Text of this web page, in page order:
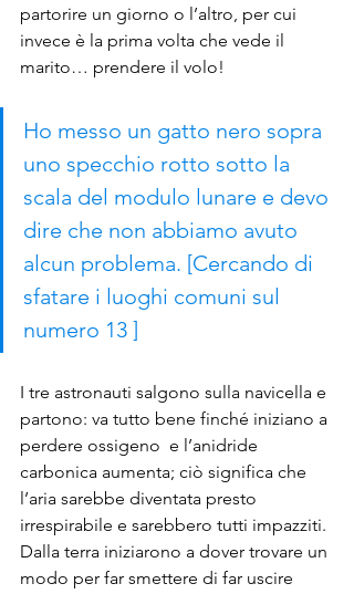
partorire un giorno o l’altro, per cui
invece è la prima volta che vede il
marito… prendere il volo!
Ho messo un gatto nero sopra
uno specchio rotto sotto la
scala del modulo lunare e devo
dire che non abbiamo avuto
alcun problema. [Cercando di
sfatare i luoghi comuni sul
numero 13 ]
I tre astronauti salgono sulla navicella e
partono: va tutto bene finché iniziano a
perdere ossigeno  e l’anidride
carbonica aumenta; ciò significa che
l’aria sarebbe diventata presto
irrespirabile e sarebbero tutti impazziti.
Dalla terra iniziarono a dover trovare un
modo per far smettere di far uscire